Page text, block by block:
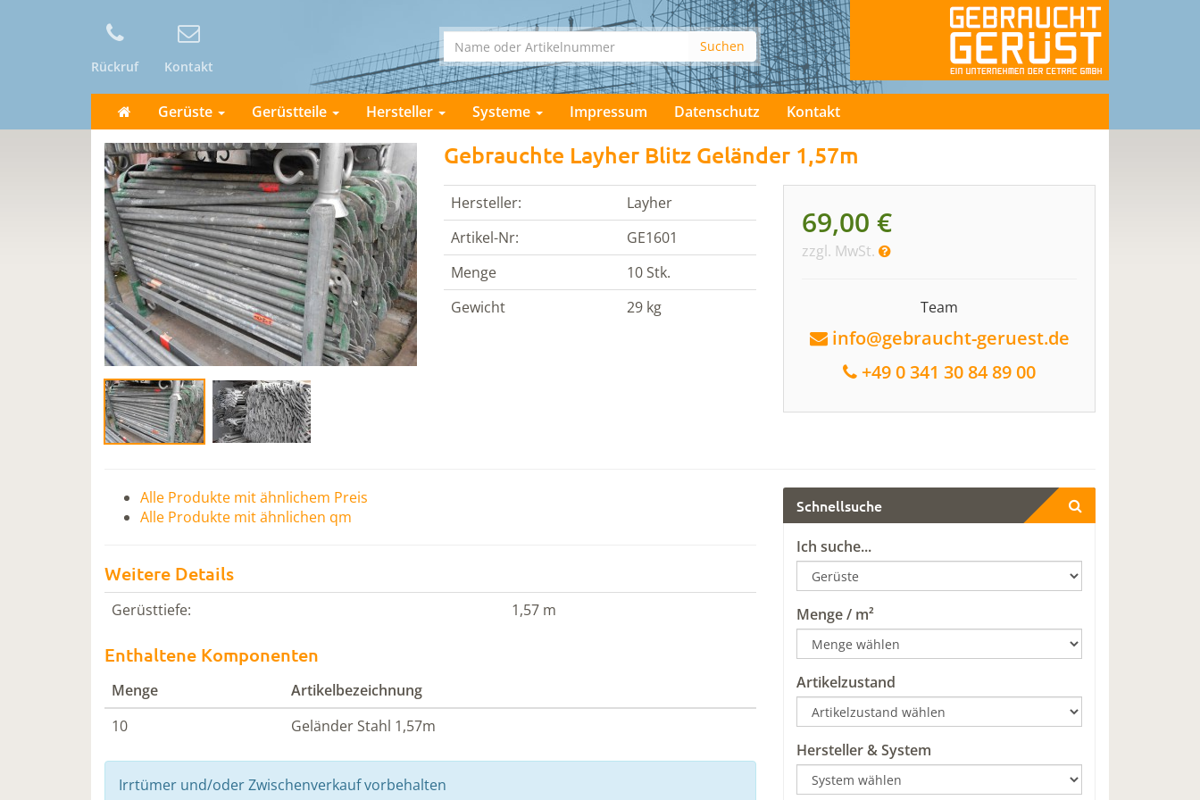
Rückruf Kontakt
Gerüste Gerüstteile Hersteller Systeme Impressum Datenschutz Kontakt
Gebrauchte Layher Blitz Geländer 1,57m
Hersteller:
Layher
Artikel-Nr:
GE1601
Menge
10 Stk.
Gewicht
29 kg
69,00 €
zzgl. MwSt.
Team
info@gebraucht-geruest.de
+49 0 341 30 84 89 00
Alle Produkte mit ähnlichem Preis
Alle Produkte mit ähnlichen qm
Weitere Details
Gerüsttiefe: 1,57 m
Enthaltene Komponenten
Menge
Artikelbezeichnung
10
Geländer Stahl 1,57m
Irrtümer und/oder Zwischenverkauf vorbehalten
Schnellsuche
Ich suche...
Menge / m²
Artikelzustand
Hersteller & System